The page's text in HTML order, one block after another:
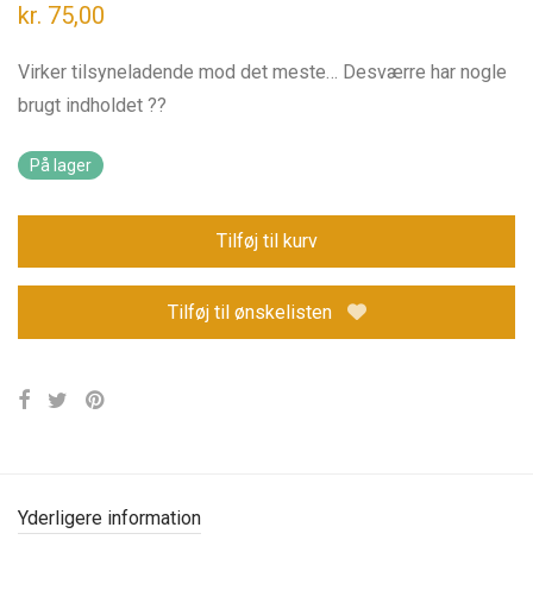
kr. 75,00
Virker tilsyneladende mod det meste… Desværre har nogle
brugt indholdet ?‍?
På lager
Tilføj til kurv
Tilføj til ønskelisten
Yderligere information